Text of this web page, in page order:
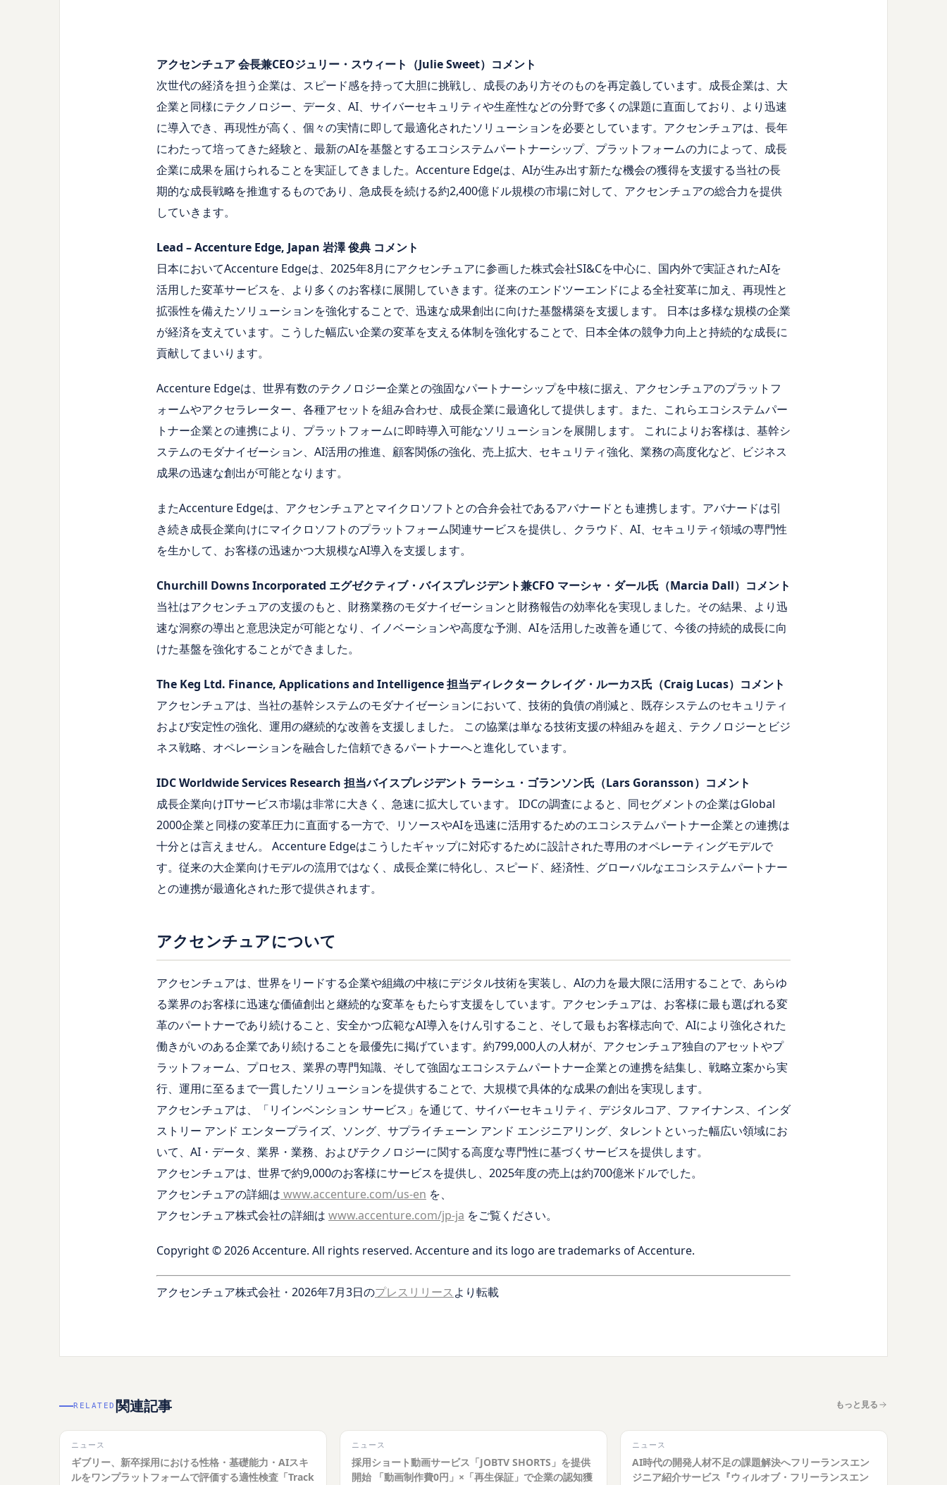
アクセンチュア 会長兼CEOジュリー・スウィート（Julie Sweet）コメント
次世代の経済を担う企業は、スピード感を持って大胆に挑戦し、成長のあり方そのものを再定義しています。成長企業は、大
企業と同様にテクノロジー、データ、AI、サイバーセキュリティや生産性などの分野で多くの課題に直面しており、より迅速
に導入でき、再現性が高く、個々の実情に即して最適化されたソリューションを必要としています。アクセンチュアは、長年
にわたって培ってきた経験と、最新のAIを基盤とするエコシステムパートナーシップ、プラットフォームの力によって、成長
企業に成果を届けられることを実証してきました。Accenture Edgeは、AIが生み出す新たな機会の獲得を支援する当社の長
期的な成長戦略を推進するものであり、急成長を続ける約2,400億ドル規模の市場に対して、アクセンチュアの総合力を提供
していきます。
Lead – Accenture Edge, Japan 岩澤 俊典 コメント
日本においてAccenture Edgeは、2025年8月にアクセンチュアに参画した株式会社SI&Cを中心に、国内外で実証されたAIを
活用した変革サービスを、より多くのお客様に展開していきます。従来のエンドツーエンドによる全社変革に加え、再現性と
拡張性を備えたソリューションを強化することで、迅速な成果創出に向けた基盤構築を支援します。 日本は多様な規模の企業
が経済を支えています。こうした幅広い企業の変革を支える体制を強化することで、日本全体の競争力向上と持続的な成長に
貢献してまいります。
Accenture Edgeは、世界有数のテクノロジー企業との強固なパートナーシップを中核に据え、アクセンチュアのプラットフ
ォームやアクセラレーター、各種アセットを組み合わせ、成長企業に最適化して提供します。また、これらエコシステムパー
トナー企業との連携により、プラットフォームに即時導入可能なソリューションを展開します。 これによりお客様は、基幹シ
ステムのモダナイゼーション、AI活用の推進、顧客関係の強化、売上拡大、セキュリティ強化、業務の高度化など、ビジネス
成果の迅速な創出が可能となります。
またAccenture Edgeは、アクセンチュアとマイクロソフトとの合弁会社であるアバナードとも連携します。アバナードは引
き続き成長企業向けにマイクロソフトのプラットフォーム関連サービスを提供し、クラウド、AI、セキュリティ領域の専門性
を生かして、お客様の迅速かつ大規模なAI導入を支援します。
Churchill Downs Incorporated エグゼクティブ・バイスプレジデント兼CFO マーシャ・ダール氏（Marcia Dall）コメント
当社はアクセンチュアの支援のもと、財務業務のモダナイゼーションと財務報告の効率化を実現しました。その結果、より迅
速な洞察の導出と意思決定が可能となり、イノベーションや高度な予測、AIを活用した改善を通じて、今後の持続的成長に向
けた基盤を強化することができました。
The Keg Ltd. Finance, Applications and Intelligence 担当ディレクター クレイグ・ルーカス氏（Craig Lucas）コメント
アクセンチュアは、当社の基幹システムのモダナイゼーションにおいて、技術的負債の削減と、既存システムのセキュリティ
および安定性の強化、運用の継続的な改善を支援しました。 この協業は単なる技術支援の枠組みを超え、テクノロジーとビジ
ネス戦略、オペレーションを融合した信頼できるパートナーへと進化しています。
IDC Worldwide Services Research 担当バイスプレジデント ラーシュ・ゴランソン氏（Lars Goransson）コメント
成長企業向けITサービス市場は非常に大きく、急速に拡大しています。 IDCの調査によると、同セグメントの企業はGlobal
2000企業と同様の変革圧力に直面する一方で、リソースやAIを迅速に活用するためのエコシステムパートナー企業との連携は
十分とは言えません。 Accenture Edgeはこうしたギャップに対応するために設計された専用のオペレーティングモデルで
す。従来の大企業向けモデルの流用ではなく、成長企業に特化し、スピード、経済性、グローバルなエコシステムパートナー
との連携が最適化された形で提供されます。
アクセンチュアについて
アクセンチュアは、世界をリードする企業や組織の中核にデジタル技術を実装し、AIの力を最大限に活用することで、あらゆ
る業界のお客様に迅速な価値創出と継続的な変革をもたらす支援をしています。アクセンチュアは、お客様に最も選ばれる変
革のパートナーであり続けること、安全かつ広範なAI導入をけん引すること、そして最もお客様志向で、AIにより強化された
働きがいのある企業であり続けることを最優先に掲げています。約799,000人の人材が、アクセンチュア独自のアセットやプ
ラットフォーム、プロセス、業界の専門知識、そして強固なエコシステムパートナー企業との連携を結集し、戦略立案から実
行、運用に至るまで一貫したソリューションを提供することで、大規模で具体的な成果の創出を実現します。
アクセンチュアは、「リインベンション サービス」を通じて、サイバーセキュリティ、デジタルコア、ファイナンス、インダ
ストリー アンド エンタープライズ、ソング、サプライチェーン アンド エンジニアリング、タレントといった幅広い領域にお
いて、AI・データ、業界・業務、およびテクノロジーに関する高度な専門性に基づくサービスを提供します。
アクセンチュアは、世界で約9,000のお客様にサービスを提供し、2025年度の売上は約700億米ドルでした。
アクセンチュアの詳細は www.accenture.com/us-en を、
アクセンチュア株式会社の詳細は www.accenture.com/jp-ja をご覧ください。
Copyright © 2026 Accenture. All rights reserved. Accenture and its logo are trademarks of Accenture.
アクセンチュア株式会社・2026年7月3日のプレスリリースより転載
RELATED 関連記事 もっと見る
ニュース
ギブリー、新卒採用における性格・基礎能力・AIスキ
ルをワンプラットフォームで評価する適性検査「Track
ニュース
採用ショート動画サービス「JOBTV SHORTS」を提供
開始 「動画制作費0円」×「再生保証」で企業の認知獲
ニュース
AI時代の開発人材不足の課題解決へフリーランスエン
ジニア紹介サービス『ウィルオブ・フリーランスエン